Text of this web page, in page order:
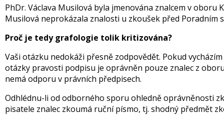
PhDr. Václava Musilová byla jmenována znalcem v
Musilová neprokázala znalosti u zkoušek před Poradním
Proč je tedy grafologie tolik kritizována?
Vaši otázku nedokáži přesně zodpovědět. Pokud
otázky pravosti podpisu je oprávněn pouze znalec z
nemá odporu v právních předpisech.
Odhlédnu-li od odborného sporu ohledně oprávněnosti
pisatele znalec zkoumá ruční písmo, tj. shodný předmět